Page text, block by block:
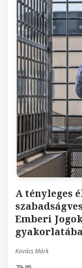
A tényleges
Emberi
Kovács Márk